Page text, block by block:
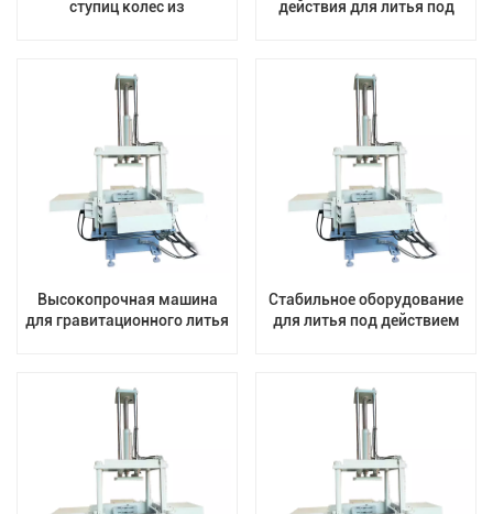
ступиц колес из
давлением под давлением
действия для литья под
Высокопрочная машина
для гравитационного литья
Стабильное оборудование
для литья под действием